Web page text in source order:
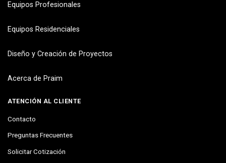
Equipos Profesionales
Equipos Residenciales
Diseño y Creación de Proyectos
Acerca de Praim
ATENCIÓN AL CLIENTE
Contacto
Preguntas Frecuentes
Solicitar Cotización